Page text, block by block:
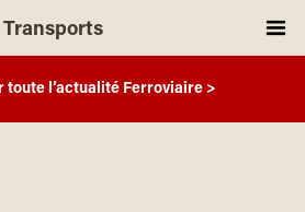
toute l’actualité Ferroviaire >